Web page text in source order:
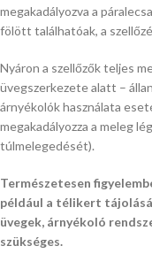
megakadályozva a
fölött találhatóak, a
Nyáron a szellőzők teljes
üvegszerkezete alatt –
árnyékolók használata
megakadályozza a meleg
túlmelegedését).
Természetesen
például a télikert
üvegek, árnyékoló
szükséges.